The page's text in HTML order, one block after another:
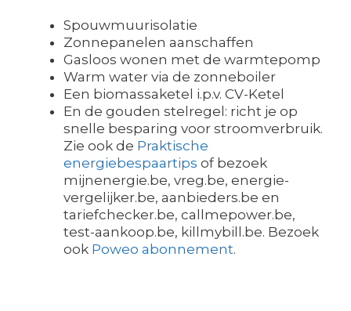
Spouwmuurisolatie
Zonnepanelen aanschaffen
Gasloos wonen met de warmtepomp
Warm water via de zonneboiler
Een biomassaketel i.p.v. CV-Ketel
En de gouden stelregel: richt je op
snelle besparing voor stroomverbruik.
Zie ook de Praktische
energiebespaartips of bezoek
mijnenergie.be, vreg.be, energie-
vergelijker.be, aanbieders.be en
tariefchecker.be, callmepower.be,
test-aankoop.be, killmybill.be. Bezoek
ook Poweo abonnement.